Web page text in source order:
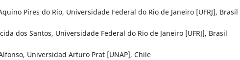
Pires do Rio, Universidade Federal do Rio de Janeiro [UFRJ], Brasil
dos Santos, Universidade Federal do Rio de Janeiro [UFRJ], Brasil
Universidad Arturo Prat [UNAP], Chile